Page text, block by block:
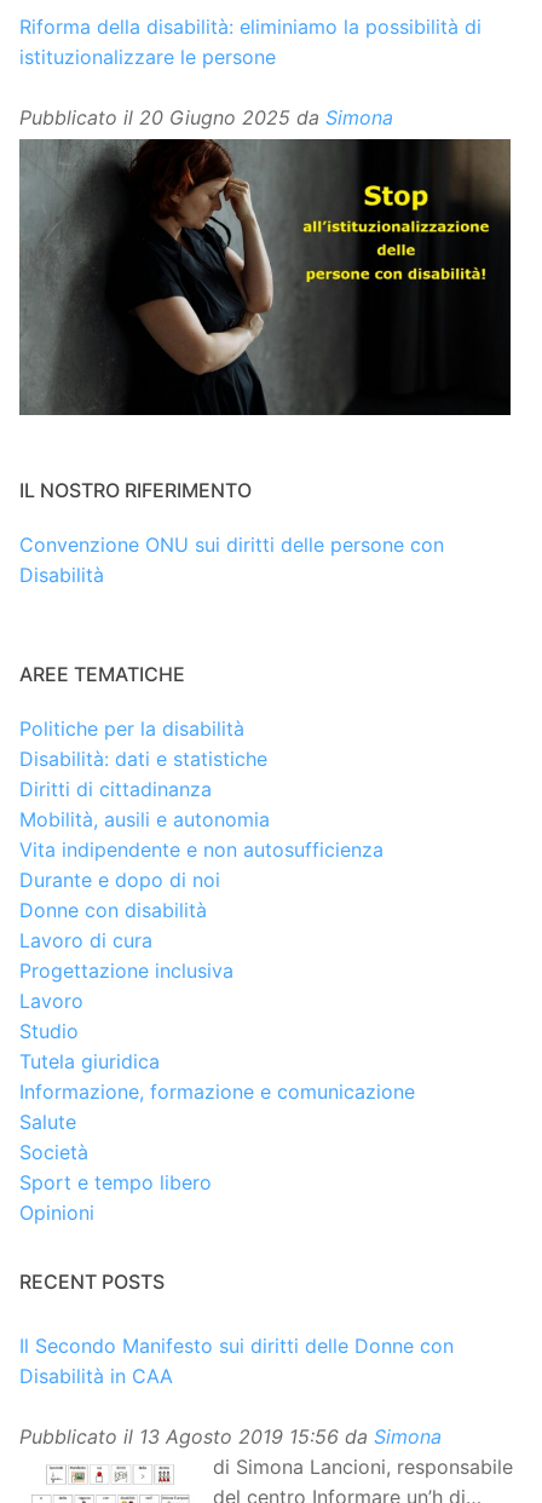
Riforma della disabilità: eliminiamo la possibilità di
istituzionalizzare le persone
Pubblicato il 20 Giugno 2025 da Simona
IL NOSTRO RIFERIMENTO
Convenzione ONU sui diritti delle persone con
Disabilità
AREE TEMATICHE
Politiche per la disabilità
Disabilità: dati e statistiche
Diritti di cittadinanza
Mobilità, ausili e autonomia
Vita indipendente e non autosufficienza
Durante e dopo di noi
Donne con disabilità
Lavoro di cura
Progettazione inclusiva
Lavoro
Studio
Tutela giuridica
Informazione, formazione e comunicazione
Salute
Società
Sport e tempo libero
Opinioni
RECENT POSTS
Il Secondo Manifesto sui diritti delle Donne con
Disabilità in CAA
Pubblicato il 13 Agosto 2019 15:56 da Simona
di Simona Lancioni, responsabile
del centro Informare un’h di